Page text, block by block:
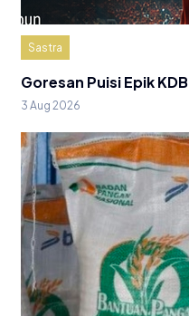
Sastra
Goresan Puisi Epik KDB
3 Aug 2026